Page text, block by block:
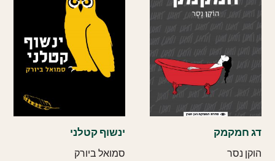
דג חמקמק
הוקן נסר
ינשוף קטלני
סמואל ביורק